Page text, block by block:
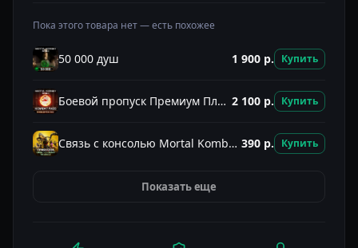
Пока этого товара нет — есть похожее
50 000 душ 1 900 р. Купить
Боевой пропуск Премиум Плюс (Kombat Pass) 2 100 р. Купить
Связь с консолью Mortal Kombat Mobile 390 р. Купить
Показать еще